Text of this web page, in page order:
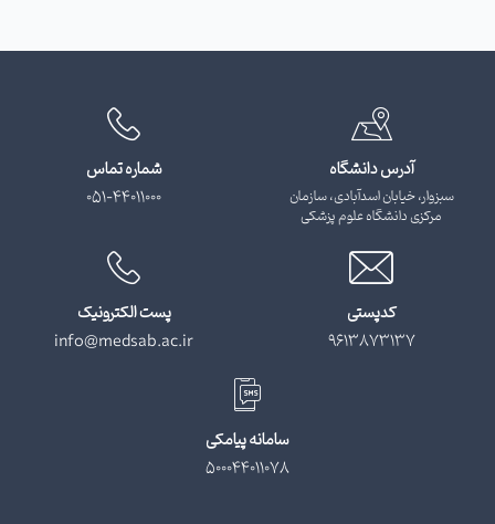
آدرس دانشگاه
سبزوار، خیابان اسدآبادی، سازمان
مرکزی دانشگاه علوم پزشکی
شماره تماس
051-44011000
کدپستی
9613873137
پست الکترونیک
info@medsab.ac.ir
سامانه پیامکی
500044011078